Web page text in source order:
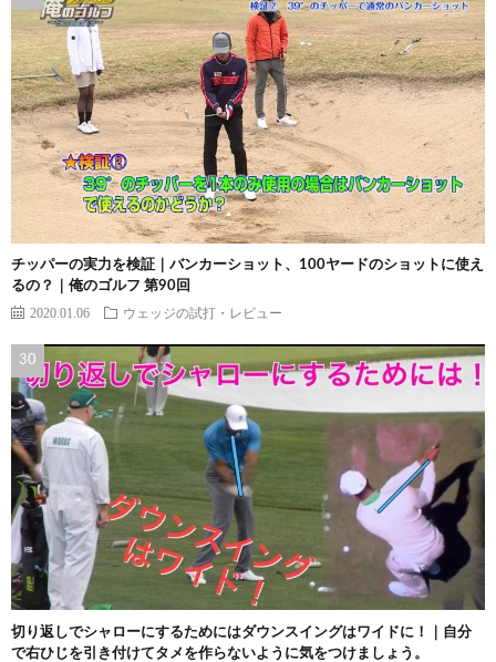
チッパーの実力を検証｜バンカーショット、100ヤードのショットに使え
るの？｜俺のゴルフ 第90回
2020.01.06 ウェッジの試打・レビュー
切り返しでシャローにするためにはダウンスイングはワイドに！｜自分
で右ひじを引き付けてタメを作らないように気をつけましょう。